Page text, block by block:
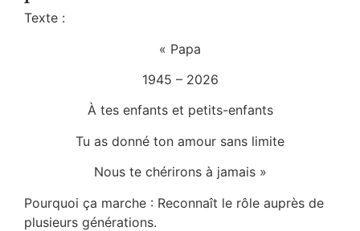
Texte :
« Papa
1945 – 2026
À tes enfants et petits-enfants
Tu as donné ton amour sans limite
Nous te chérirons à jamais »
Pourquoi ça marche : Reconnaît le rôle auprès de
plusieurs générations.